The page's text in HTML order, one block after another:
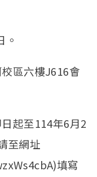
六樓J616會
起至114年6月2
至網址
填寫